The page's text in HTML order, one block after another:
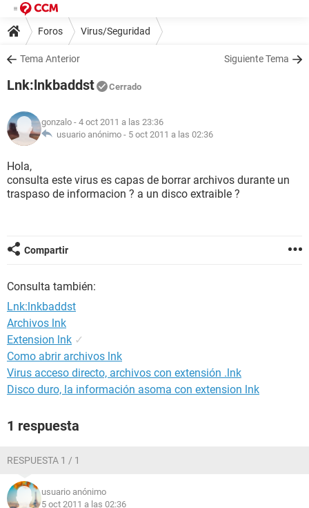
Foros Virus/Seguridad
Tema Anterior Siguiente Tema
Lnk:lnkbaddst Cerrado
gonzalo - 4 oct 2011 a las 23:36
usuario anónimo - 5 oct 2011 a las 02:36
Hola,
consulta este virus es capas de borrar archivos durante un
traspaso de informacion ? a un disco extraible ?
Compartir
Consulta también:
Lnk:lnkbaddst
Archivos lnk
Extension lnk ✓
Como abrir archivos lnk
Virus acceso directo, archivos con extensión .lnk
Disco duro, la información asoma con extension lnk
1 respuesta
RESPUESTA 1 / 1
usuario anónimo
5 oct 2011 a las 02:36